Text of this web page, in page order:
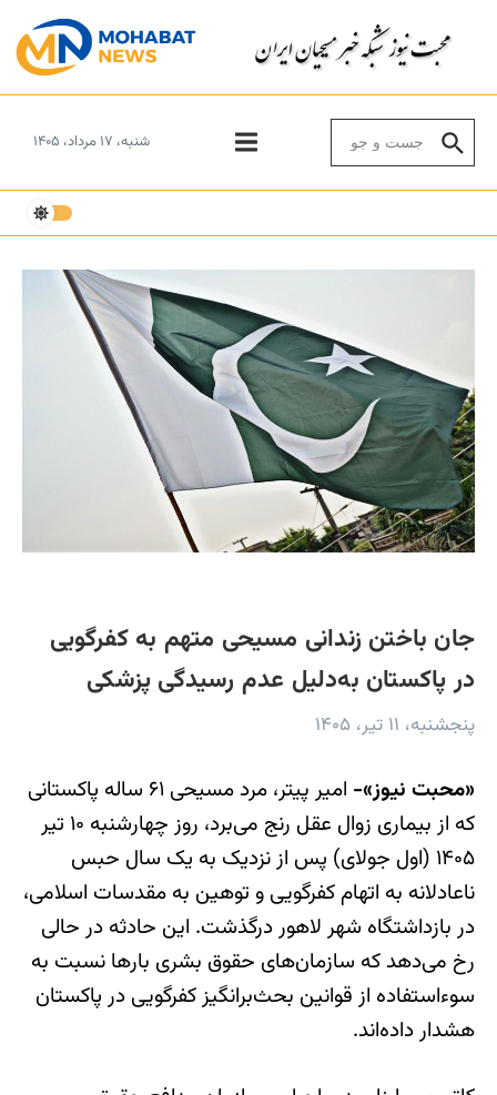
شنبه، ۱۷ مرداد، ۱۴۰۵
جان‌ باختن زندانی مسیحی متهم به کفرگویی
در پاکستان به‌دلیل عدم رسیدگی پزشکی
پنجشنبه، ۱۱ تیر، ۱۴۰۵
«محبت نیوز»-
امیر پیتر، مرد مسیحی ۶۱ ساله پاکستانی
که از بیماری زوال عقل رنج می‌برد، روز چهارشنبه ۱۰ تیر
۱۴۰۵ (اول جولای) پس از نزدیک به یک سال حبس
ناعادلانه به اتهام کفرگویی و توهین به مقدسات اسلامی،
در بازداشتگاه شهر لاهور درگذشت. این حادثه در حالی
رخ می‌دهد که سازمان‌های حقوق بشری بارها نسبت به
سوءاستفاده از قوانین بحث‌برانگیز کفرگویی در پاکستان
هشدار داده‌اند.